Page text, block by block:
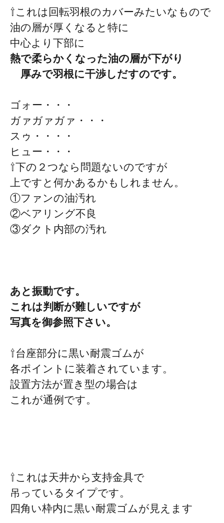
⇧これは回転羽根のカバーみたいなもので
油の層が厚くなると特に
中心より下部に
熱で柔らかくなった油の層が下がり
厚みで羽根に干渉しだすのです。
ゴォー・・・
ガァガァガァ・・・
スゥ・・・・
ヒュー・・・
⇧下の２つなら問題ないのですが
上ですと何かあるかもしれません。
①ファンの油汚れ
②ベアリング不良
③ダクト内部の汚れ
あと振動です。
これは判断が難しいですが
写真を御参照下さい。
⇧台座部分に黒い耐震ゴムが
各ポイントに装着されています。
設置方法が置き型の場合は
これが通例です。
⇧これは天井から支持金具で
吊っているタイプです。
四角い枠内に黒い耐震ゴムが見えます